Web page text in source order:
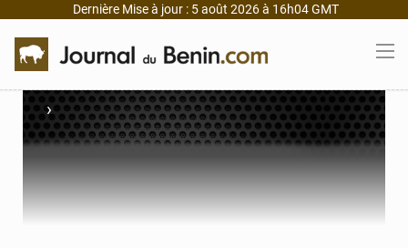
Dernière Mise à jour : 5 août 2026 à 16h04 GMT
›